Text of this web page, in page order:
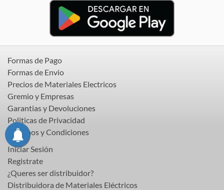
Formas de Pago
Formas de Envio
Precios de Materiales Electricos
Gremio y Empresas
Garantias y Devoluciones
Politicas de Privacidad
Terminos y Condiciones
Iniciar Sesión
Registrate
¿Queres ser distribuidor?
Distribuidora de Materiales Eléctricos